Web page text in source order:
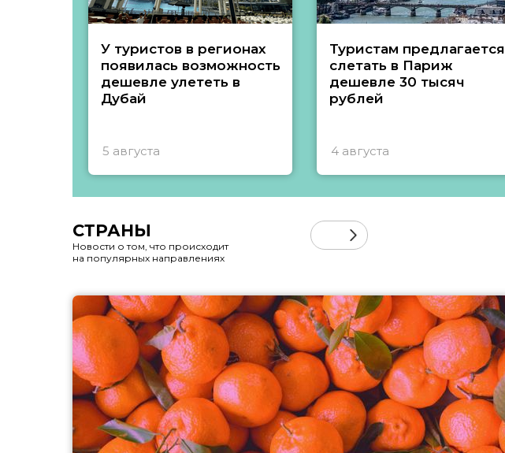
У туристов в регионах
появилась возможность
дешевле улететь в
Дубай
5 августа
Туристам предлагается
слетать в Париж
дешевле 30 тысяч
рублей
4 августа
СТРАНЫ
Новости о том, что происходит
на популярных направлениях